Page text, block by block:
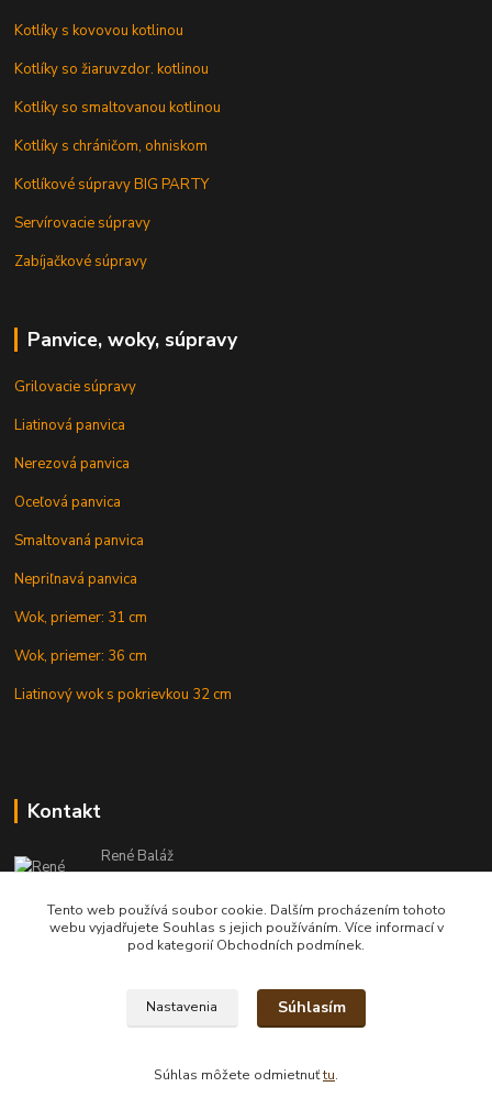
Kotlíky s kovovou kotlinou
Kotlíky so žiaruvzdor. kotlinou
Kotlíky so smaltovanou kotlinou
Kotlíky s chráničom, ohniskom
Kotlíkové súpravy BIG PARTY
Servírovacie súpravy
Zabíjačkové súpravy
Panvice, woky, súpravy
Grilovacie súpravy
Liatinová panvica
Nerezová panvica
Oceľová panvica
Smaltovaná panvica
Nepriľnavá panvica
Wok, priemer: 31 cm
Wok, priemer: 36 cm
Liatinový wok s pokrievkou 32 cm
Kontakt
René Baláž
Eshop: +421 902 212 007
od 8:00 - do 16:00 hod
info@kotlikyshop.sk
Copyright © 2014-2030 KOTLIKYSHOP.sk, všetky práva vyhradené
Tento web používá soubor cookie. Dalším procházením tohoto
webu vyjadřujete Souhlas s jejich používáním. Více informací v
pod kategorií Obchodních podmínek.
Nastavenia Súhlasím
Súhlas môžete odmietnuťtu.